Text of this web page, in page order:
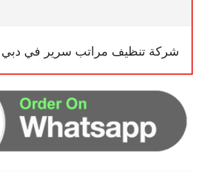
شركة تنظيف مراتب سرير في دبي :